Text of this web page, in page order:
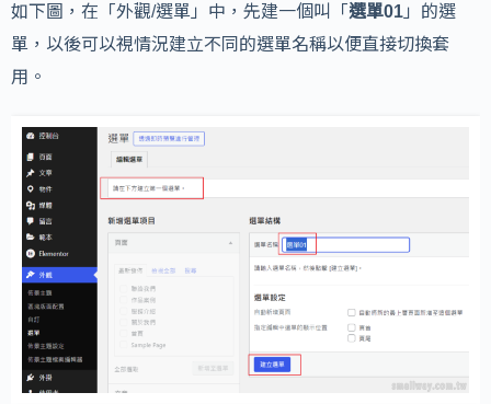
如下圖，在「外觀/選單」中，先建一個叫「 選單01 」的選
單，以後可以視情況建立不同的選單名稱以便直接切換套
用。